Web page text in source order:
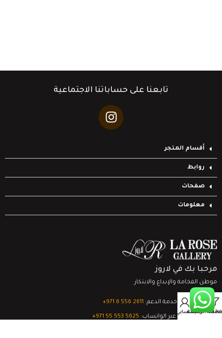
تابعنا على حساباتنا الاجتماعية
أقسام المتجر
روابط
صفحات
معلومات
مرحبا بك في لاروز
موطن الفخامة والإبداع والابتكار
تواصل مع خدمة الدعم: ‎+971 6 556 2611
الدعم الفني عبر الواتساب: ‎+971 55 553 5625
قائمة الرغبات
0
السلةحسابي